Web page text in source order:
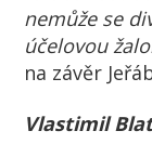
nemůže se
účelovou
na závěr
Vlastimil